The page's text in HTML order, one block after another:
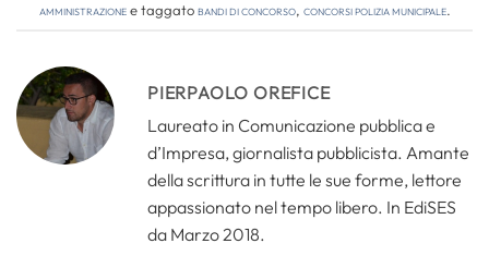
amministrazionee taggatobandi di concorso, concorsi polizia municipale.
PIERPAOLO OREFICE
Laureato in Comunicazione pubblica e
d’Impresa, giornalista pubblicista. Amante
della scrittura in tutte le sue forme, lettore
appassionato nel tempo libero. In EdiSES
da Marzo 2018.